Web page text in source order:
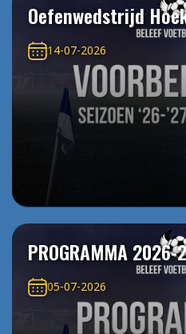
Oefenwedstrijd
14-07-2026
PROGRAMMA 2026-
05-07-2026